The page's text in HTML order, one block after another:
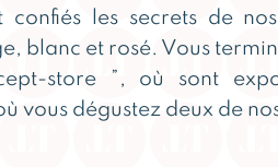
confiés les secrets de
blanc et rosé. Vous
store ”, où sont
vous dégustez deux de